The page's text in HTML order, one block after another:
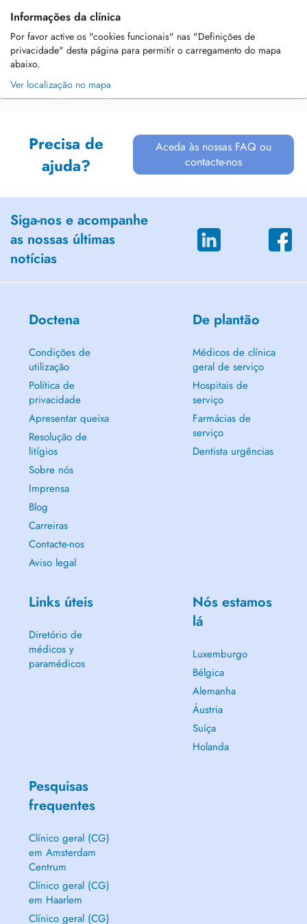
Informações da clínica
Por favor active os "cookies funcionais" nas "Definições de
privacidade" desta página para permitir o carregamento do mapa
abaixo.
Ver localização no mapa
Precisa de
ajuda?
Aceda às nossas FAQ ou
contacte-nos
Siga-nos e acompanhe
as nossas últimas
notícias
Doctena
Condições de
utilização
Política de
privacidade
Apresentar queixa
Resolução de
litígios
Sobre nós
Imprensa
Blog
Carreiras
Contacte-nos
Aviso legal
De plantão
Médicos de clínica
geral de serviço
Hospitais de
serviço
Farmácias de
serviço
Dentista urgências
Links úteis
Diretório de
médicos y
paramédicos
Nós estamos
lá
Luxemburgo
Bélgica
Alemanha
Áustria
Suíça
Holanda
Pesquisas
frequentes
Clínico geral (CG)
em Amsterdam
Centrum
Clínico geral (CG)
em Haarlem
Clínico geral (CG)